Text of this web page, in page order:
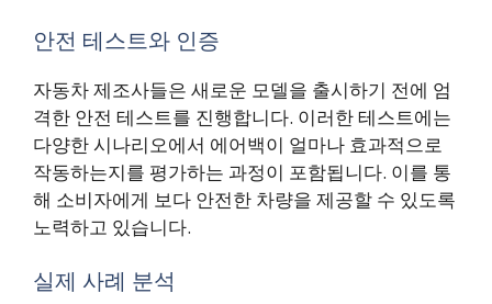
안전 테스트와 인증
자동차 제조사들은 새로운 모델을 출시하기 전에 엄
격한 안전 테스트를 진행합니다. 이러한 테스트에는
다양한 시나리오에서 에어백이 얼마나 효과적으로
작동하는지를 평가하는 과정이 포함됩니다. 이를 통
해 소비자에게 보다 안전한 차량을 제공할 수 있도록
노력하고 있습니다.
실제 사례 분석